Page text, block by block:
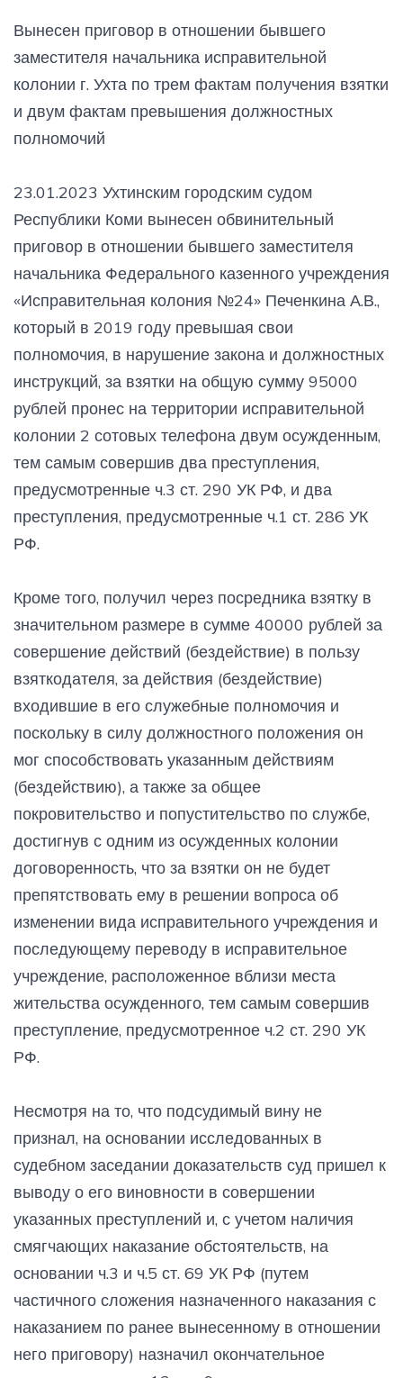
Вынесен приговор в отношении бывшего
заместителя начальника исправительной
колонии г. Ухта по трем фактам получения взятки
и двум фактам превышения должностных
полномочий
23.01.2023 Ухтинским городским судом
Республики Коми вынесен обвинительный
приговор в отношении бывшего заместителя
начальника Федерального казенного учреждения
«Исправительная колония №24» Печенкина А.В.,
который в 2019 году превышая свои
полномочия, в нарушение закона и должностных
инструкций, за взятки на общую сумму 95000
рублей пронес на территории исправительной
колонии 2 сотовых телефона двум осужденным,
тем самым совершив два преступления,
предусмотренные ч.3 ст. 290 УК РФ, и два
преступления, предусмотренные ч.1 ст. 286 УК
РФ.
Кроме того, получил через посредника взятку в
значительном размере в сумме 40000 рублей за
совершение действий (бездействие) в пользу
взяткодателя, за действия (бездействие)
входившие в его служебные полномочия и
поскольку в силу должностного положения он
мог способствовать указанным действиям
(бездействию), а также за общее
покровительство и попустительство по службе,
достигнув с одним из осужденных колонии
договоренность, что за взятки он не будет
препятствовать ему в решении вопроса об
изменении вида исправительного учреждения и
последующему переводу в исправительное
учреждение, расположенное вблизи места
жительства осужденного, тем самым совершив
преступление, предусмотренное ч.2 ст. 290 УК
РФ.
Несмотря на то, что подсудимый вину не
признал, на основании исследованных в
судебном заседании доказательств суд пришел к
выводу о его виновности в совершении
указанных преступлений и, с учетом наличия
смягчающих наказание обстоятельств, на
основании ч.3 и ч.5 ст. 69 УК РФ (путем
частичного сложения назначенного наказания с
наказанием по ранее вынесенному в отношении
него приговору) назначил окончательное